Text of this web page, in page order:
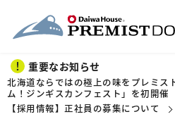
このページの本
重要なお知らせ
北海道ならではの極上の味をプレミス
ム！ジンギスカンフェスト」を初開催
【採用情報】正社員の募集について